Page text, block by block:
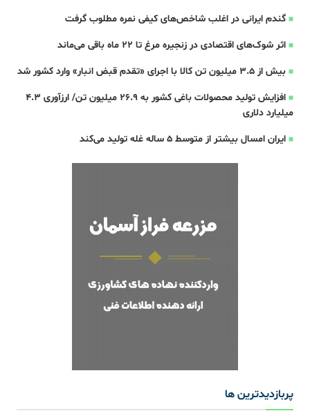
گندم ایرانی در اغلب شاخص‌های کیفی نمره مطلوب گرفت
اثر شوک‌های اقتصادی در زنجیره مرغ تا 22 ماه باقی می‌ماند
بیش از ۳.۵ میلیون تن کالا با اجرای «تقدم قبض انبار» وارد کشور شد
افزایش تولید محصولات باغی کشور به ۲۶.۹ میلیون تن/ ارزآوری ۴.۳
میلیارد دلاری
ایران امسال بیشتر از متوسط 5 ساله غله تولید می‌کند
پربازدیدترین ها